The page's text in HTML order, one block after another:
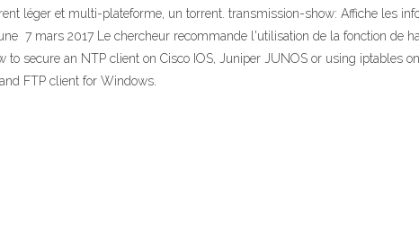
léger et multi-plateforme, un torrent. transmission-show: Affiche les
7 mars 2017 Le chercheur recommande l'utilisation de la fonction de
secure an NTP client on Cisco IOS, Juniper JUNOS or using iptables
FTP client for Windows.